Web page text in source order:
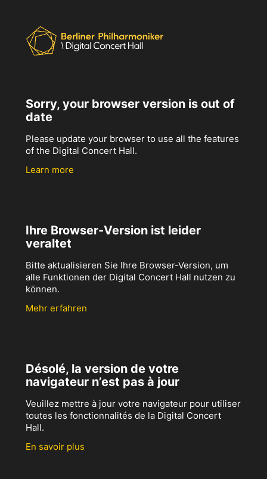
Sorry, your browser version is out of
date
Please update your browser to use all the features
of the Digital Concert Hall.
Learn more
Ihre Browser-Version ist leider
veraltet
Bitte aktualisieren Sie Ihre Browser-Version, um
alle Funktionen der Digital Concert Hall nutzen zu
können.
Mehr erfahren
Désolé, la version de votre
navigateur n’est pas à jour
Veuillez mettre à jour votre navigateur pour utiliser
toutes les fonctionnalités de la Digital Concert
Hall.
En savoir plus